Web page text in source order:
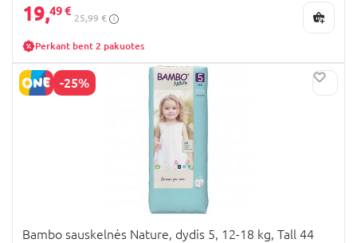
sauskelnės puikiai prisitaiko prie mažylio kūno
formų, maksimaliai apsaugo nuo pratekėjimo ir
naktį. Sauskelnėse yra sluoksnis, kuris ypatingai
greitai absorbuoja skysčius net keletą kartų, todėl
šie greitai atitraukiami nuo mažylio odos,
sukuriant sausumo pojūtį ir apsaugo odelę nuo
Sauskelnės Bambo
orui pralaidžios, hipoalerginės medžiagos, kuri
nedirgina mažylio odos ir išlaiko sveiką odelės
būklę. Parinkus tinkamo dydžio sauskelnes,
galėsite būti tikri, kad Jūsų mažylis išliks sausas, o
dėka papildomos apsaugos nuo pratekėjimo jis
19,49 €
25,99 €
Perkant bent 2 pakuotes
-25%
Bambo sauskelnės Nature, dydis 5, 12-18 kg, Tall 44